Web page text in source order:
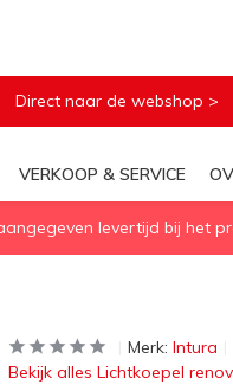
architecten Voor
Direct naar de webshop >
VERKOOP & SERVICE
levertijd bij het
Merk: Intura
Bekijk alles Lichtkoepel